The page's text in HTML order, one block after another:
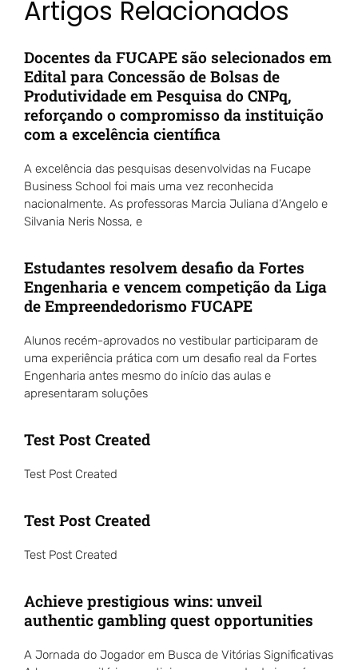
Artigos Relacionados
Docentes da FUCAPE são selecionados em
Edital para Concessão de Bolsas de
Produtividade em Pesquisa do CNPq,
reforçando o compromisso da instituição
com a excelência científica
A excelência das pesquisas desenvolvidas na Fucape
Business School foi mais uma vez reconhecida
nacionalmente. As professoras Marcia Juliana d’Angelo e
Silvania Neris Nossa, e
Estudantes resolvem desafio da Fortes
Engenharia e vencem competição da Liga
de Empreendedorismo FUCAPE
Alunos recém-aprovados no vestibular participaram de
uma experiência prática com um desafio real da Fortes
Engenharia antes mesmo do início das aulas e
apresentaram soluções
Test Post Created
Test Post Created
Test Post Created
Test Post Created
Achieve prestigious wins: unveil
authentic gambling quest opportunities
A Jornada do Jogador em Busca de Vitórias Significativas